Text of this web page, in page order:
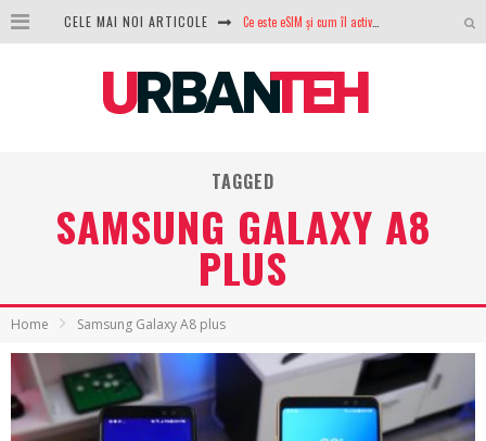
CELE MAI NOI ARTICOLE Ce este eSIM și cum îl activezi pe telefon? Ghid complet pentru Android și iPhone
TAGGED
SAMSUNG GALAXY A8
PLUS
Home Samsung Galaxy A8 plus